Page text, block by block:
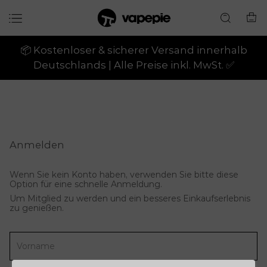
📦 Kostenloser & sicherer Versand innerhalb
Deutschlands | Alle Preise inkl. MwSt. ✅
Anmelden
Wenn Sie kein Konto haben, verwenden Sie bitte diese
Option für eine schnelle Anmeldung.
Um Mitglied zu werden und ein besseres Einkaufserlebnis
zu genießen.